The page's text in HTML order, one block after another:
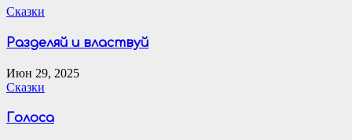
Сказки
Разделяй и властвуй
Июн 29, 2025
Сказки
Голоса